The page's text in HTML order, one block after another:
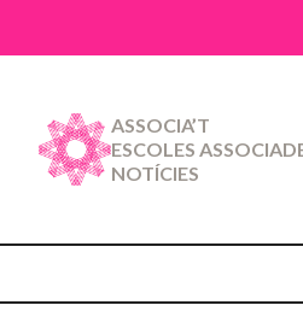
ASSOCIA’T
ESCOLES
NOTÍCIES